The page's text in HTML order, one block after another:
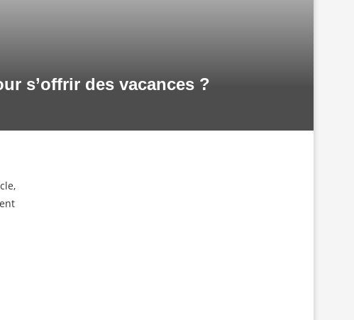
s’offrir des vacances ?